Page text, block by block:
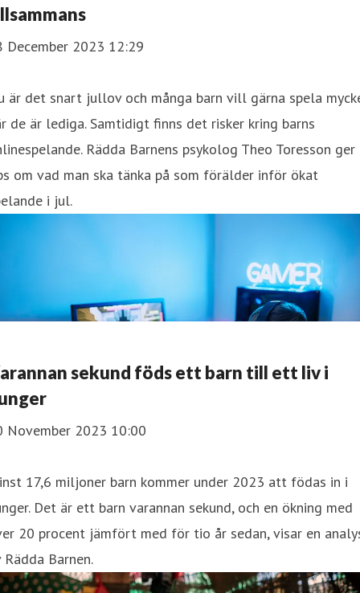
December 2023 12:29
är det snart jullov och många barn vill gärna spela
de är lediga. Samtidigt finns det risker kring barns
Rädda Barnens psykolog Theo Toresson ger
om vad man ska tänka på som förälder inför ökat
i jul.
sekund föds ett barn till ett liv i
November 2023 10:00
17,6 miljoner barn kommer under 2023 att födas in i
Det är ett barn varannan sekund, och en ökning med
20 procent jämfört med för tio år sedan, visar en
Rädda Barnen.